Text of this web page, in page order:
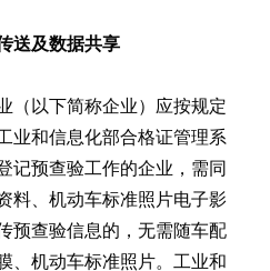
送及数据共享
（以下简称企业）应按规定
业和信息化部合格证管理系
记预查验工作的企业，需同
料、机动车标准照片电子影
预查验信息的，无需随车配
、机动车标准照片。工业和